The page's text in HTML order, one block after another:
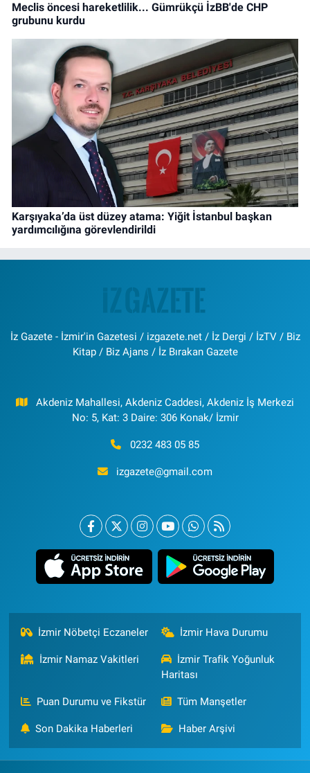
Meclis öncesi hareketlilik... Gümrükçü İzBB'de CHP
grubunu kurdu
Karşıyaka’da üst düzey atama: Yiğit İstanbul başkan
yardımcılığına görevlendirildi
İz Gazete - İzmir'in Gazetesi / izgazete.net / İz Dergi / İzTV / Biz
Kitap / Biz Ajans / İz Bırakan Gazete
Akdeniz Mahallesi, Akdeniz Caddesi, Akdeniz İş Merkezi
No: 5, Kat: 3 Daire: 306 Konak/ İzmir
0232 483 05 85
izgazete@gmail.com
İzmir Nöbetçi Eczaneler İzmir Hava Durumu
İzmir Namaz Vakitleri
İzmir Trafik Yoğunluk
Haritası
Puan Durumu ve Fikstür Tüm Manşetler
Son Dakika Haberleri Haber Arşivi